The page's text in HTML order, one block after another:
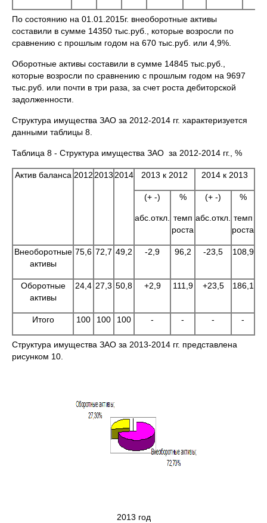
По состоянию на 01.01.2015г. внеоборотные активы
составили в сумме 14350 тыс.руб., которые возросли по
сравнению с прошлым годом на 670 тыс.руб. или 4,9%.
Оборотные активы составили в сумме 14845 тыс.руб.,
которые возросли по сравнению с прошлым годом на 9697
тыс.руб. или почти в три раза, за счет роста дебиторской
задолженности.
Структура имущества ЗАО за 2012-2014 гг. характеризуется
данными таблицы 8.
Таблица 8 - Структура имущества ЗАО за 2012-2014 гг., %
Актив баланса 2012 2013 2014 2013 к 2012 2014 к 2013
(+ -)
абс.откл.
%
темп
роста
(+ -)
абс.откл.
%
темп
роста
Внеоборотные
активы
75,6 72,7 49,2 -2,9 96,2 -23,5 108,9
Оборотные
активы
24,4 27,3 50,8 +2,9 111,9 +23,5 186,1
Итого 100 100 100 - - - -
Структура имущества ЗАО за 2013-2014 гг. представлена
рисунком 10.
2013 год